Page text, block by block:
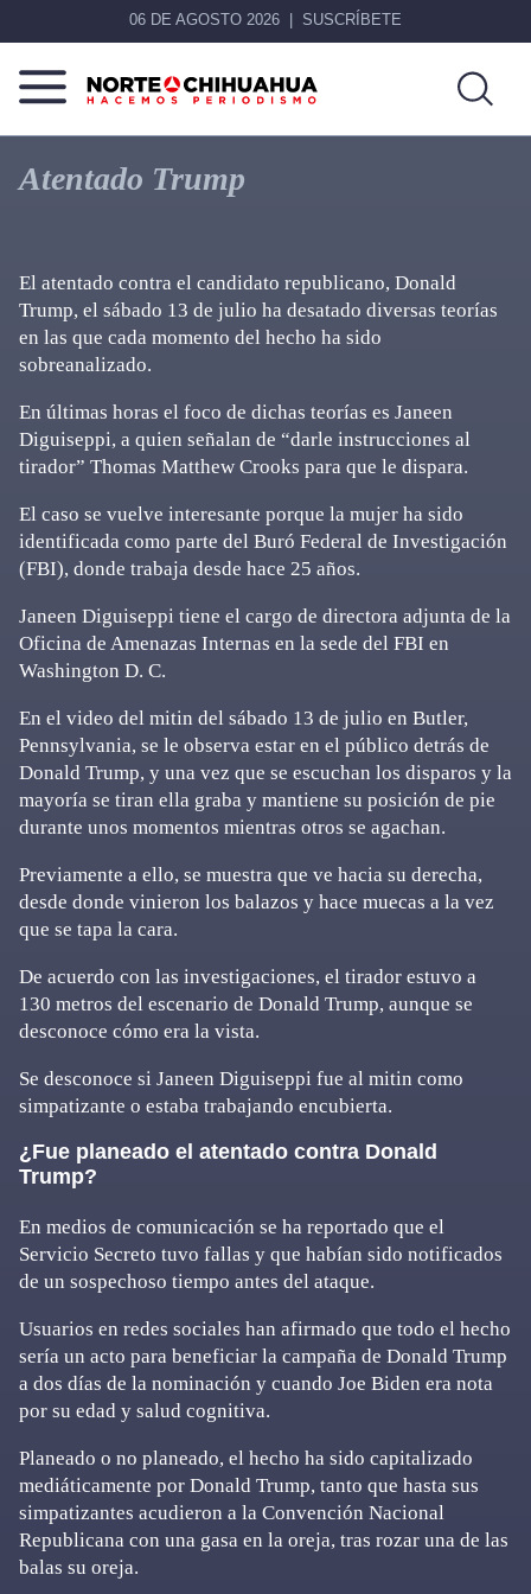
06 DE AGOSTO 2026 SUSCRÍBETE
Norte
De
Chihuahua
Más
que
noticias,
Atentado Trump
El atentado contra el candidato republicano, Donald
Trump, el sábado 13 de julio ha desatado diversas teorías
en las que cada momento del hecho ha sido
sobreanalizado.
En últimas horas el foco de dichas teorías es Janeen
Diguiseppi, a quien señalan de “darle instrucciones al
tirador” Thomas Matthew Crooks para que le dispara.
El caso se vuelve interesante porque la mujer ha sido
identificada como parte del Buró Federal de Investigación
(FBI), donde trabaja desde hace 25 años.
Janeen Diguiseppi tiene el cargo de directora adjunta de la
Oficina de Amenazas Internas en la sede del FBI en
Washington D. C.
En el video del mitin del sábado 13 de julio en Butler,
Pennsylvania, se le observa estar en el público detrás de
Donald Trump, y una vez que se escuchan los disparos y la
mayoría se tiran ella graba y mantiene su posición de pie
durante unos momentos mientras otros se agachan.
Previamente a ello, se muestra que ve hacia su derecha,
desde donde vinieron los balazos y hace muecas a la vez
que se tapa la cara.
De acuerdo con las investigaciones, el tirador estuvo a
130 metros del escenario de Donald Trump, aunque se
desconoce cómo era la vista.
Se desconoce si Janeen Diguiseppi fue al mitin como
simpatizante o estaba trabajando encubierta.
¿Fue planeado el atentado contra Donald
Trump?
En medios de comunicación se ha reportado que el
Servicio Secreto tuvo fallas y que habían sido notificados
de un sospechoso tiempo antes del ataque.
Usuarios en redes sociales han afirmado que todo el hecho
sería un acto para beneficiar la campaña de Donald Trump
a dos días de la nominación y cuando Joe Biden era nota
por su edad y salud cognitiva.
Planeado o no planeado, el hecho ha sido capitalizado
mediáticamente por Donald Trump, tanto que hasta sus
simpatizantes acudieron a la Convención Nacional
Republicana con una gasa en la oreja, tras rozar una de las
balas su oreja.